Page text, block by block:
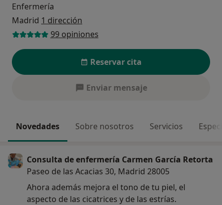
Enfermería
Madrid 1 dirección
99 opiniones
Reservar cita
Enviar mensaje
Novedades Sobre nosotros Servicios
Consulta de enfermería Carmen García Retorta
Paseo de las Acacias 30, Madrid 28005
Ahora además mejora el tono de tu piel, el
aspecto de las cicatrices y de las estrías.